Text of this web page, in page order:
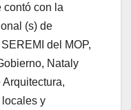
contó con la
(s) de
del MOP,
Nataly
locales y